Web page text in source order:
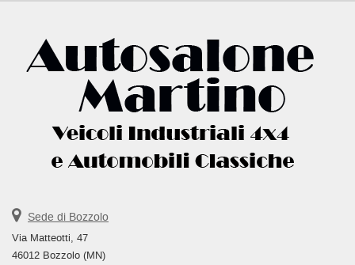
Sede di Bozzolo
Via Matteotti, 47
46012 Bozzolo (MN)